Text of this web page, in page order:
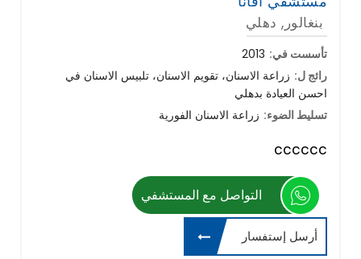
بنغالور, دهلي
تأسست في: 2013
رائج ل: زراعة الاسنان، تقويم الاسنان، تلبيس الاسنان في
احسن العيادة بدهلي
تسليط الضوء: زراعة الاسنان الفورية
cccccc
التواصل مع المستشفي
أرسل إستفسار